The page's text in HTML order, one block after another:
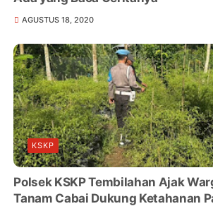
AGUSTUS 18, 2020
KSKP
Polsek KSKP Tembilahan Ajak
Tanam Cabai Dukung Ketahanan